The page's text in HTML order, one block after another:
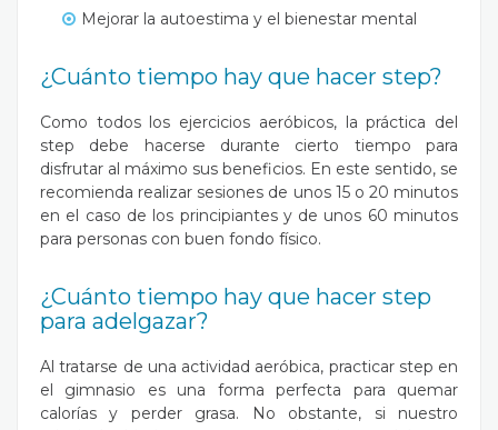
Mejorar la autoestima y el bienestar mental
¿Cuánto tiempo hay que hacer step?
Como todos los ejercicios aeróbicos, la práctica del
step debe hacerse durante cierto tiempo para
disfrutar al máximo sus beneficios. En este sentido, se
recomienda realizar sesiones de unos 15 o 20 minutos
en el caso de los principiantes y de unos 60 minutos
para personas con buen fondo físico.
¿Cuánto tiempo hay que hacer step
para adelgazar?
Al tratarse de una actividad aeróbica, practicar step en
el gimnasio es una forma perfecta para quemar
calorías y perder grasa. No obstante, si nuestro